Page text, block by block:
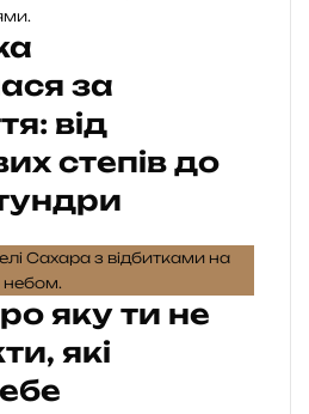
за
від
степів до
яку ти не
які